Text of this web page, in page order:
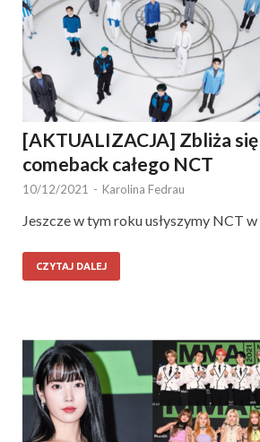
[AKTUALIZACJA] Zbliża
comeback całego NCT
10/12/2021 - Karolina Fedrau
Jeszcze w tym roku usłyszymy NCT w
CZYTAJ DALEJ